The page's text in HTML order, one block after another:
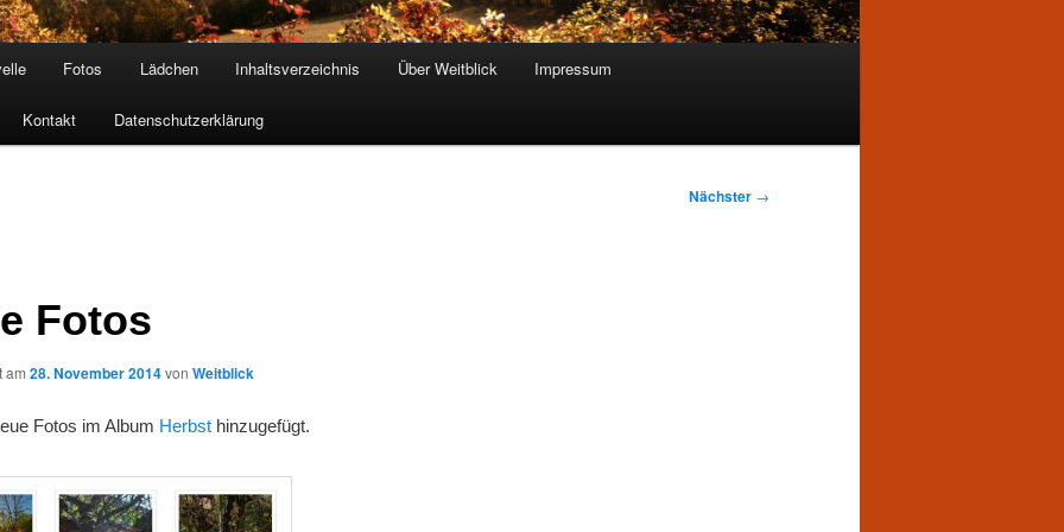
Fotos Lädchen Inhaltsverzeichnis Über Weitblick Impressum
Kontakt Datenschutzerklärung
Nächster →
Fotos
am 28. November 2014von Weitblick
Fotos im Album Herbsthinzugefügt.